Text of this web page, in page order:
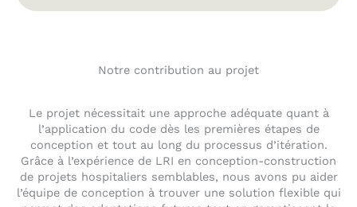
Notre contribution au projet
Le projet nécessitait une approche adéquate quant à
l’application du code dès les premières étapes de
conception et tout au long du processus d’itération.
Grâce à l’expérience de LRI en conception-construction
de projets hospitaliers semblables, nous avons pu aider
l’équipe de conception à trouver une solution flexible qui